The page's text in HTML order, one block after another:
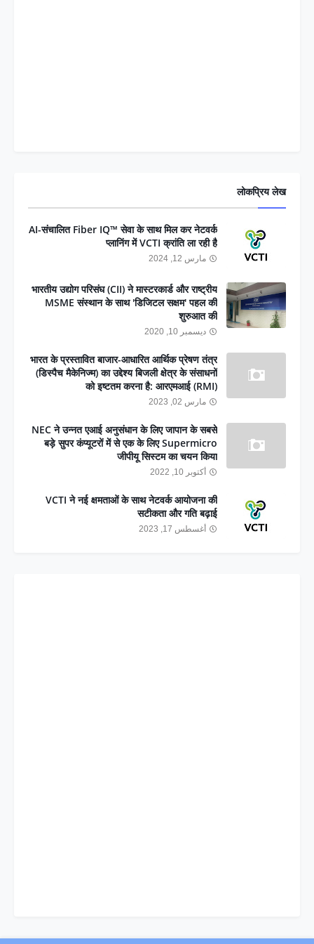
लोकप्रिय लेख
AI-संचालित Fiber IQ™ सेवा के साथ मिल कर नेटवर्क
प्लानिंग में VCTI क्रांति ला रही है
مارس 12, 2024
भारतीय उद्योग परिसंघ (CII) ने मास्टरकार्ड और राष्ट्रीय
MSME संस्थान के साथ 'डिजिटल सक्षम' पहल की
शुरुआत की
ديسمبر 10, 2020
भारत के प्रस्तावित बाजार-आधारित आर्थिक प्रेषण तंत्र
(डिस्पैच मैकेनिज्म) का उद्देश्य बिजली क्षेत्र के संसाधनों
को इष्टतम करना है: आरएमआई (RMI)
مارس 02, 2023
NEC ने उन्नत एआई अनुसंधान के लिए जापान के सबसे
बड़े सुपर कंप्यूटरों में से एक के लिए Supermicro
जीपीयू सिस्टम का चयन किया
أكتوبر 10, 2022
VCTI ने नई क्षमताओं के साथ नेटवर्क आयोजना की
सटीकता और गति बढ़ाई
أغسطس 17, 2023